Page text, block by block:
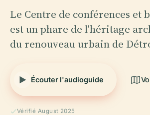
Le Centre de conférences et
est un phare de l'héritage
du renouveau urbain de
Écouter l'audioguide
Vérifié August 2025